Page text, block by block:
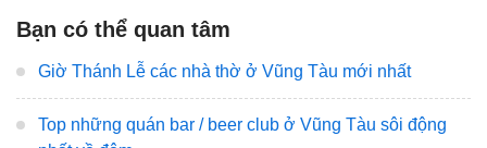
Bạn có thể quan tâm
Giờ Thánh Lễ các nhà thờ ở Vũng Tàu mới nhất
Top những quán bar / beer club ở Vũng Tàu sôi động